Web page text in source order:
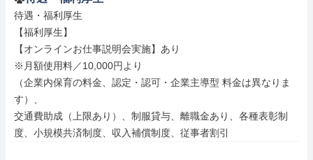
待遇・福利厚生
【福利厚生】
【オンラインお仕事説明会実施】あり
※月額使用料／10,000円より
（企業内保育の料金、認定・認可・企業主導型 料金は異なりま
す）、
交通費助成（上限あり）、制服貸与、離職金あり、各種表彰制
度、小規模共済制度、収入補償制度、従事者割引